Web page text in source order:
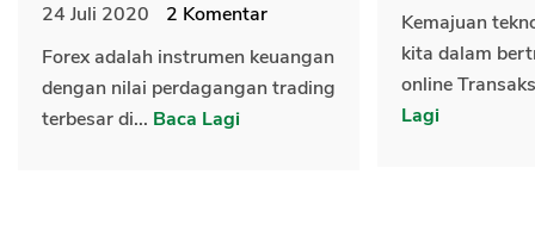
24 Juli 2020 2 Komentar
Forex adalah instrumen keuangan
dengan nilai perdagangan trading
terbesar di... Baca Lagi
Kemajuan
kita dalam
online
Lagi